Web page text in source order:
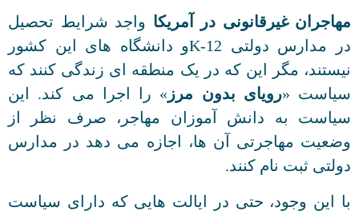
مهاجران غیرقانونی در آمریکا واجد شرایط تحصیل
در مدارس دولتی K-12و دانشگاه های این کشور
نیستند، مگر این که در یک منطقه ای زندگی کنند که
سیاست «رویای بدون مرز » را اجرا می کند. این
سیاست به دانش آموزان مهاجر، صرف نظر از
وضعیت مهاجرتی آن ها، اجازه می دهد در مدارس
دولتی ثبت نام کنند.
با این وجود، حتی در ایالت هایی که دارای سیاست